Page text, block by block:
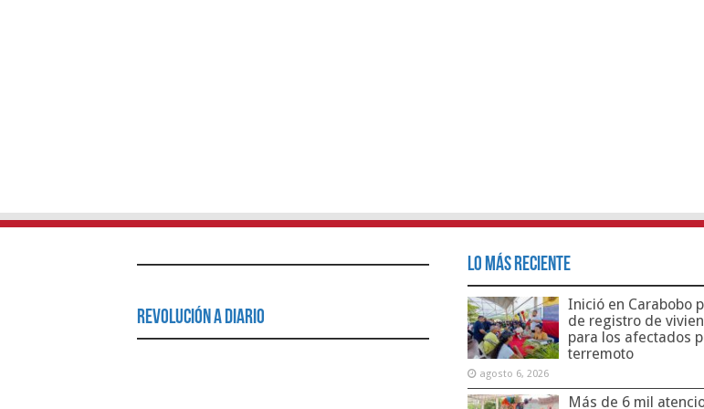
Revolución a Diario
Lo Más Reciente
Inició en Carabobo
de registro de
para los afectados
terremoto
agosto 6, 2026
Más de 6 mil